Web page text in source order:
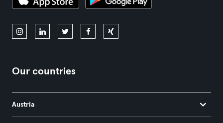
Our countries
Austria